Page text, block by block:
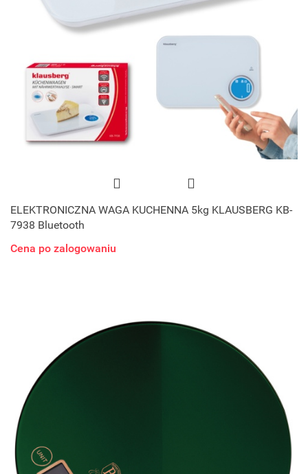
ELEKTRONICZNA WAGA KUCHENNA 5kg KLAUSBERG KB-
7938 Bluetooth
Cena po zalogowaniu